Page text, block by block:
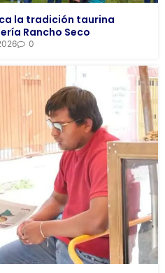
la tradición taurina
Rancho Seco
0